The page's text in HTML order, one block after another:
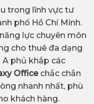
trong lĩnh vực tư
phố Hồ Chí Minh.
lực chuyên môn
cho thuê đa dạng
A phủ khắp các
Office chắc chắn
nhanh nhất, phù
khách hàng.